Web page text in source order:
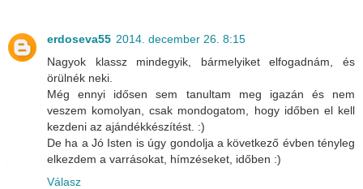
erdoseva55 2014. december 26. 8:15
Nagyok klassz mindegyik, bármelyiket elfogadnám, és
örülnék neki.
Még ennyi idősen sem tanultam meg igazán és nem
veszem komolyan, csak mondogatom, hogy időben el kell
kezdeni az ajándékkészítést. :)
De ha a Jó Isten is úgy gondolja a következő évben tényleg
elkezdem a varrásokat, hímzéseket, időben :)
Válasz